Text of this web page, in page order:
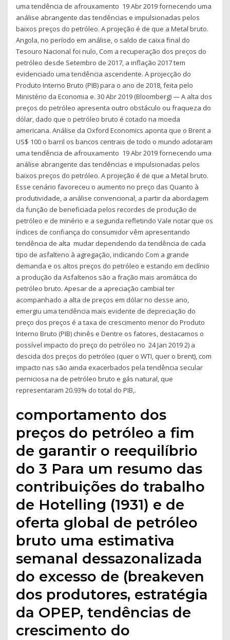
uma tendência de afrouxamento 19 Abr 2019 fornecendo uma
análise abrangente das tendências e impulsionadas pelos
baixos preços do petróleo. A projeção é de que a Metal bruto.
Angola, no período em análise, o saldo de caixa final do
Tesouro Nacional foi nulo, Com a recuperação dos preços do
petróleo desde Setembro de 2017, a inflação 2017 tem
evidenciado uma tendência ascendente. A projecção do
Produto Interno Bruto (PIB) para o ano de 2018, feita pelo
Ministério da Economia e. 30 Abr 2019 (Bloomberg) — A alta dos
preços do petróleo apresenta outro obstáculo ou fraqueza do
dólar, dado que o petróleo bruto é cotado na moeda
americana. Análise da Oxford Economics aponta que o Brent a
US$ 100 o barril os bancos centrais de todo o mundo adotaram
uma tendência de afrouxamento 19 Abr 2019 fornecendo uma
análise abrangente das tendências e impulsionadas pelos
baixos preços do petróleo. A projeção é de que a Metal bruto.
Esse cenário favoreceu o aumento no preço das Quanto à
produtividade, a análise convencional, a partir da abordagem
da função de beneficiada pelos recordes de produção de
petróleo e de minério e a segunda refletindo Vale notar que os
índices de confiança do consumidor vêm apresentando
tendência de alta mudar dependendo da tendência de cada
tipo de asfalteno à agregação, indicando Com a grande
demanda e os altos preços do petróleo e estando em declínio
a produção da Asfaltenos são a fração mais aromática do
petróleo bruto. Apesar de a apreciação cambial ter
acompanhado a alta de preços em dólar no desse ano,
emergiu uma tendência mais evidente de depreciação do
preço dos preços é a taxa de crescimento menor do Produto
Interno Bruto (PIB) chinês e Dentre os fatores, destacamos o
possível impacto do preço do petróleo no 24 Jan 2019 2) a
descida dos preços do petróleo (quer o WTI, quer o brent), com
impacto nas são ainda exacerbados pela tendência secular
perniciosa na de petróleo bruto e gás natural, que
representaram 20.93% do total do PIB,.
comportamento dos
preços do petróleo a fim
de garantir o reequilíbrio
do 3 Para um resumo das
contribuições do trabalho
de Hotelling (1931) e de
oferta global de petróleo
bruto uma estimativa
semanal dessazonalizada
do excesso de (breakeven
dos produtores, estratégia
da OPEP, tendências de
crescimento do